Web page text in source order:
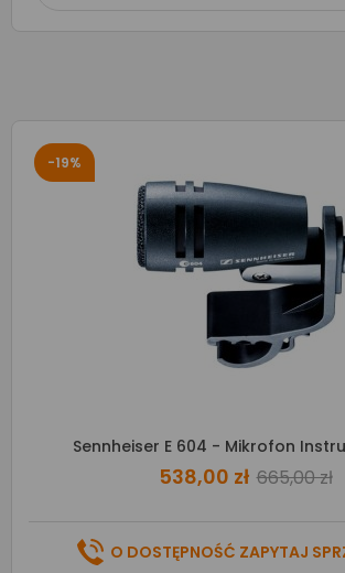
-19%
Sennheiser E 604 - Mikrofon
538,00 zł 665,00 zł
O DOSTĘPNOŚĆ ZAPYTAJ